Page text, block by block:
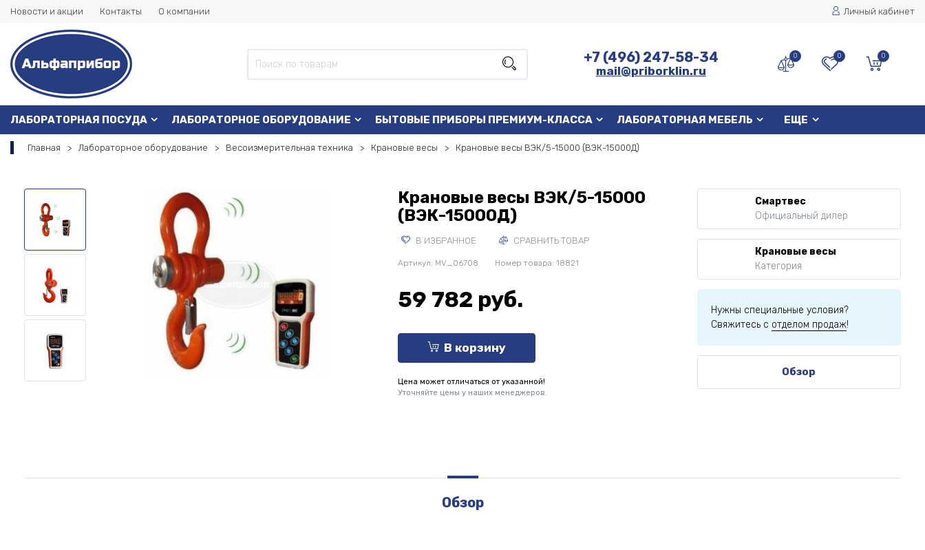
Новости и акции Контакты О компании Личный кабинет
+7 (496) 247-58-34
mail@priborklin.ru
0 0 0
ЛАБОРАТОРНАЯ ПОСУДА ЛАБОРАТОРНОЕ ОБОРУДОВАНИЕ БЫТОВЫЕ ПРИБОРЫ ПРЕМИУМ-КЛАССА ЛАБОРАТОРНАЯ МЕБЕЛЬ ЕЩЕ
Главная Лабораторное оборудование Весоизмерительная техника Крановые весы Крановые весы ВЭК/5-15000 (ВЭК-15000Д)
Крановые весы ВЭК/5-15000
(ВЭК-15000Д)
В ИЗБРАННОЕ СРАВНИТЬ ТОВАР
Артикул: MV_06708 Номер товара: 18821
59 782 руб.
В корзину
Цена может отличаться от указанной!
Уточняйте цены у наших менеджеров.
Смартвес
Официальный дилер
Крановые весы
Категория
Нужны специальные условия?
Свяжитесь с отделом продаж!
Обзор
Обзор